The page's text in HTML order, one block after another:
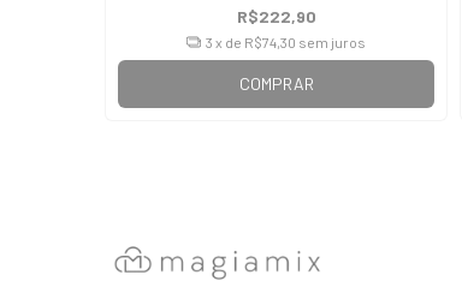
R$222,90
3 x de R$74,30 sem juros
COMPRAR